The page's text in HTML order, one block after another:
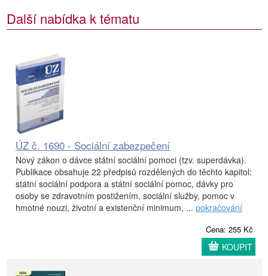
Další nabídka k tématu
ÚZ č. 1690 - Sociální zabezpečení
Nový zákon o dávce státní sociální pomoci (tzv. superdávka).
Publikace obsahuje 22 předpisů rozdělených do těchto kapitol:
státní sociální podpora a státní sociální pomoc, dávky pro
osoby se zdravotním postižením, sociální služby, pomoc v
hmotné nouzi, životní a existenční minimum, ... pokračování
Cena: 255 Kč
KOUPIT